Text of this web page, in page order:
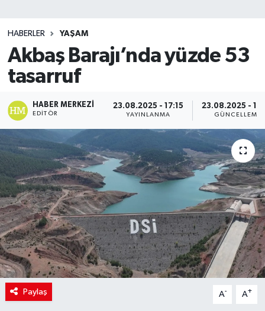
HABERLER YAŞAM
Akbaş Barajı’nda yüzde 53
tasarruf
HABER MERKEZI
EDITÖR
23.08.2025 - 17:15
YAYINLANMA
23.08.2025 -
GÜNCELLEME
Paylaş A- A+
Teknoloji
TRABZON
TRABZONSPOR
Yaşam